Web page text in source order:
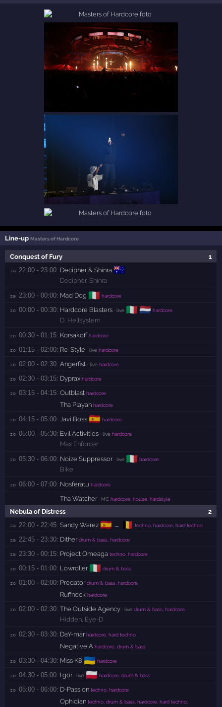
Line-up Masters of Hardcore
1
Conquest of Fury
za 22:00 - 23:00: Decipher & Shinra 🇦🇺
Decipher,Shinra
za 23:00 - 00:00: Mad Dog 🇮🇹 hardcore
zo 00:00 - 00:30: Hardcore Blasters · live 🇮🇹 🇳🇱 hardcore
D, Hellsystem
zo 00:30 - 01:15: Korsakoff hardcore
zo 01:15 - 02:00: Re-Style · live hardcore
zo 02:00 - 02:30: Angerfist · live hardcore
zo 02:30 - 03:15: Dyprax hardcore
zo 03:15 - 04:15: Outblast hardcore
Tha Playah hardcore
zo 04:15 - 05:00: Javi Boss 🇪🇸 hardcore
zo 05:00 - 05:30: Evil Activities · live hardcore
Max Enforcer
zo 05:30 - 06:00: Noize Suppressor· live 🇮🇹 hardcore
Bike
zo 06:00 - 07:00: Nosferatu hardcore
Tha Watcher· MC hardcore, house, hardstyle
2
Nebula of Distress
za 22:00 - 22:45: Sandy Warez 🇪🇸 → 🇧🇪 techno, hardcore, hard techno
za 22:45 - 23:30: Dither drum & bass, hardcore
za 23:30 - 00:15: Project Omeaga techno, hardcore
zo 00:15 - 01:00: Lowroller 🇮🇹 drum & bass
zo 01:00 - 02:00: Predator drum & bass, hardcore
Ruffneck hardcore
zo 02:00 - 02:30: The Outside Agency · live drum & bass, hardcore
Hidden, Eye-D
zo 02:30 - 03:30: DaY-már hardcore, hard techno
Negative A hardcore, drum & bass
zo 03:30 - 04:30: Miss K8 🇺🇦 hardcore
zo 04:30 - 05:00: I:gor· live 🇵🇱 hardcore, drum & bass
zo 05:00 - 06:00: D-Passion techno, hardcore
Ophidian techno, drum & bass, hardcore, hard techno,